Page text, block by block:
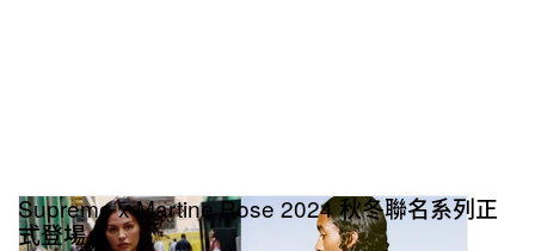
Supreme x Martine Rose 2024 秋冬聯名系列正
式登場